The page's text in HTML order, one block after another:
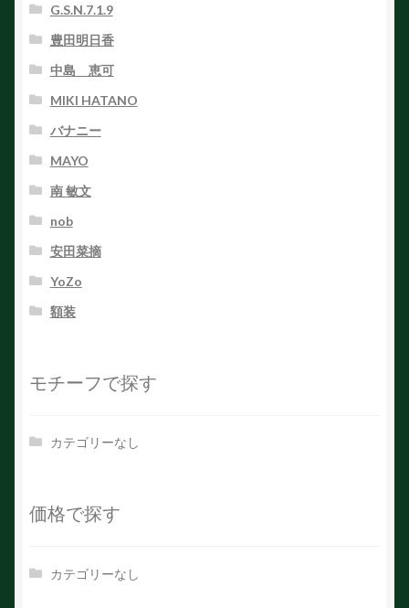
G.S.N.7.1.9
豊田明日香
中島 恵可
MIKI HATANO
バナニー
MAYO
南 敏文
nob
安田菜摘
YoZo
額装
モチーフで探す
カテゴリーなし
価格で探す
カテゴリーなし